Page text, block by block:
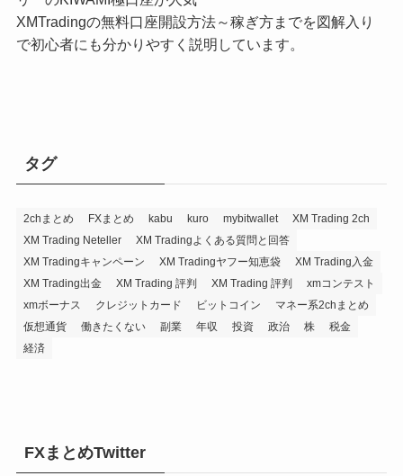
XMTradingの無料口座開設方法～稼ぎ方までを図解入り
で初心者にも分かりやすく説明しています。
タグ
2chまとめ FXまとめ kabu kuro mybitwallet
XM Trading 2ch
XM Trading Neteller
XM Tradingよくある質問と回答
XM Tradingキャンペーン
XM Tradingヤフー知恵袋
XM Trading入金
XM Trading出金
XM Trading 評判 XM Trading 評判
xmコンテスト
xmボーナス
クレジットカード ビットコイン
マネー系2chまとめ
仮想通貨
働きたくない 副業 年収 投資 政治 株
税金
経済
FXまとめTwitter